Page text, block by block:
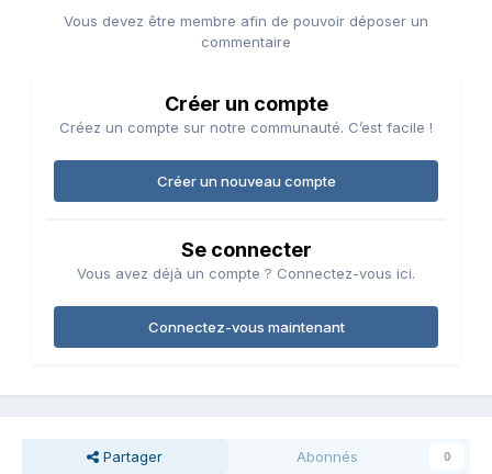
Vous devez être membre afin de pouvoir déposer un
commentaire
Créer un compte
Créez un compte sur notre communauté. C’est facile !
Créer un nouveau compte
Se connecter
Vous avez déjà un compte ? Connectez-vous ici.
Connectez-vous maintenant
Partager Abonnés 0